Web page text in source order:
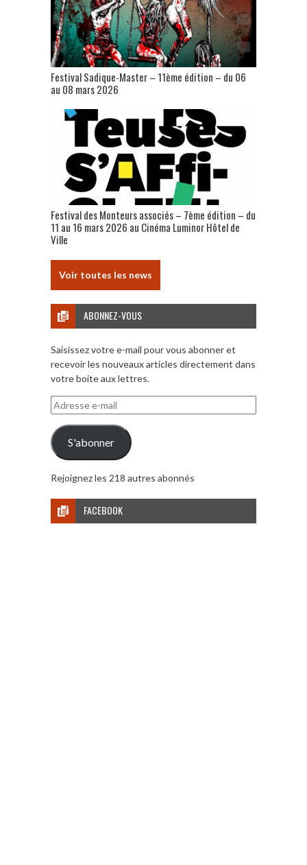
Festival Sadique-Master – 11ème édition – du 06
au 08 mars 2026
Festival des Monteurs associés – 7ème édition – du
11 au 16 mars 2026 au Cinéma Luminor Hôtel de
Ville
Voir toutes les news
ABONNEZ-VOUS
Saisissez votre e-mail pour vous abonner et
recevoir les nouveaux articles directement dans
votre boite aux lettres.
Adresse
e-
mail
S'abonner
Rejoignez les 218 autres abonnés
FACEBOOK